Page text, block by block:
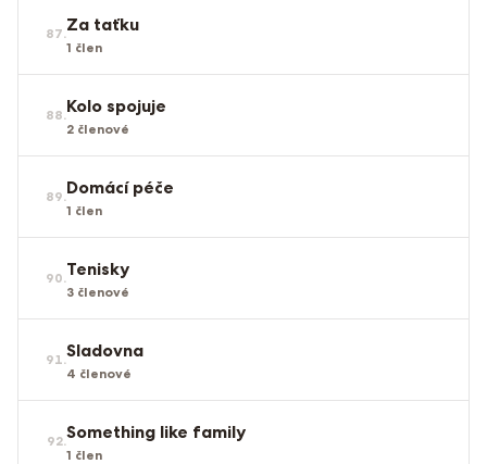
87.Za taťku
1 člen
88.Kolo spojuje
2 členové
89.Domácí péče
1 člen
90.Tenisky
3 členové
91.Sladovna
4 členové
92.Something like family
1 člen